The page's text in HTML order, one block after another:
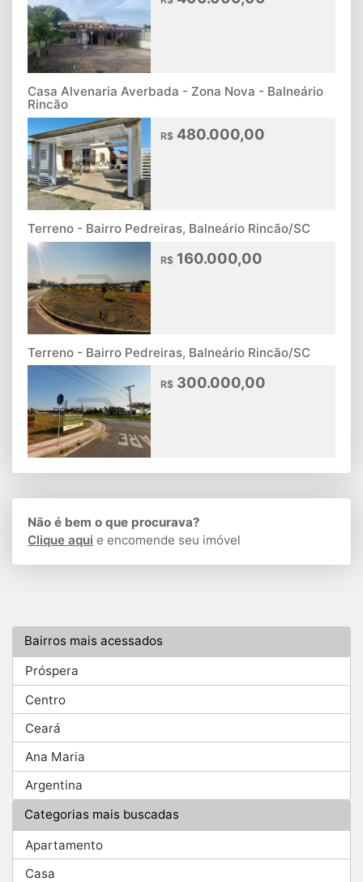
Casa Alvenaria Averbada - Zona Nova - Balneário
Rincão
R$ 480.000,00
Terreno - Bairro Pedreiras, Balneário Rincão/SC
R$ 160.000,00
Terreno - Bairro Pedreiras, Balneário Rincão/SC
R$ 300.000,00
Não é bem o que procurava?
Clique aqui e encomende seu imóvel
Bairros mais acessados
Próspera
Centro
Ceará
Ana Maria
Argentina
Categorias mais buscadas
Apartamento
Casa